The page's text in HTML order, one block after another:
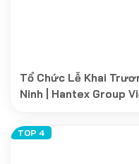
Tổ Chức Lễ Khai
Ninh | Hantex Group